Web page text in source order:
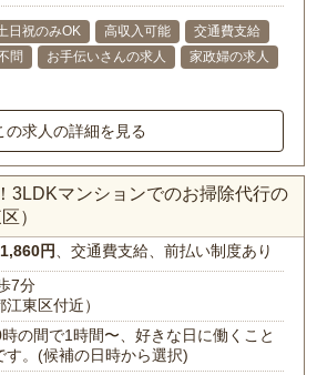
日祝のみOK 高収入可能
交通費支給
問 お手伝いさんの求人
家政婦の求人
の求人の詳細を見る
3LDKマンションでのお掃除代行の
）
円、交通費支給、前払い制度あり
7分
江東区付近）
の間で1時間〜、好きな日に働くこと
す。(候補の日時から選択)